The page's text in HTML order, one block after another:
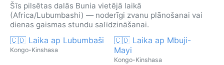
Šīs pilsētas dalās Bunia vietējā laikā
(Africa/Lubumbashi) — noderīgi zvanu plānošanai vai
dienas gaismas stundu salīdzināšanai.
🇨🇩 Laika ap Lubumbaši
Kongo-Kinshasa
🇨🇩 Laika ap Mbuji-
Mayi
Kongo-Kinshasa